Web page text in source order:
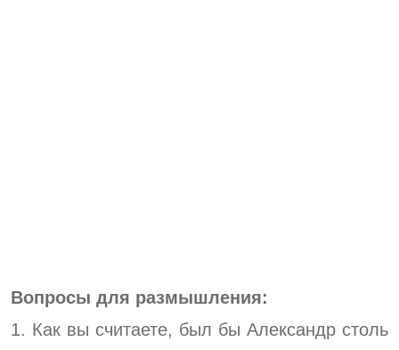
Вопросы для размышления:
1. Как вы считаете, был бы Александр столь